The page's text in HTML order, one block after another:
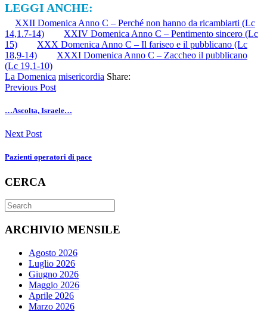
LEGGI ANCHE:
XXII Domenica Anno C – Perché non hanno da ricambiarti (Lc
14,1.7-14)
XXIV Domenica Anno C – Pentimento sincero (Lc
15)
XXX Domenica Anno C – Il fariseo e il pubblicano (Lc
18,9-14)
XXXI Domenica Anno C – Zaccheo il pubblicano
(Lc 19,1-10)
La Domenica misericordia Share:
Previous Post
…Ascolta, Israele…
Next Post
Pazienti operatori di pace
CERCA
ARCHIVIO MENSILE
Agosto 2026
Luglio 2026
Giugno 2026
Maggio 2026
Aprile 2026
Marzo 2026